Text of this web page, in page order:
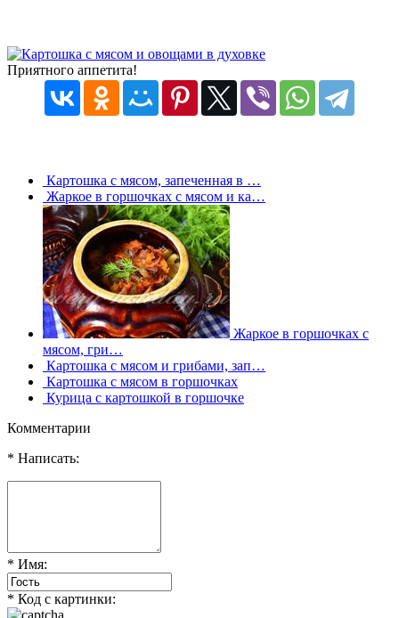
Приятного аппетита!
Картошка с мясом, запеченная в …
Жаркое в горшочках с мясом и ка…
Жаркое в горшочках с
мясом, гри…
Картошка с мясом и грибами, зап…
Картошка с мясом в горшочках
Курица с картошкой в горшочке
Комментарии
* Написать:
* Имя:
* Код с картинки: